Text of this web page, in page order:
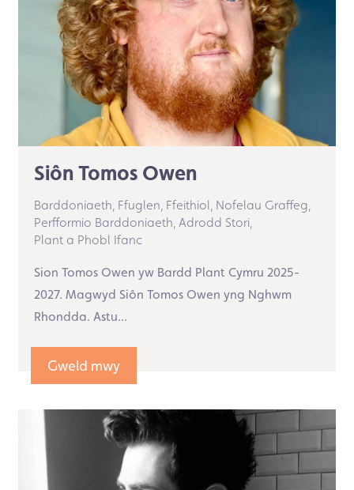
Siôn Tomos Owen
Barddoniaeth, Ffuglen, Ffeithiol, Nofelau Graffeg,
Perfformio Barddoniaeth, Adrodd Stori,
Plant a Phobl Ifanc
Sion Tomos Owen yw Bardd Plant Cymru 2025-
2027. Magwyd Siôn Tomos Owen yng Nghwm
Rhondda. Astu...
Gweld mwy